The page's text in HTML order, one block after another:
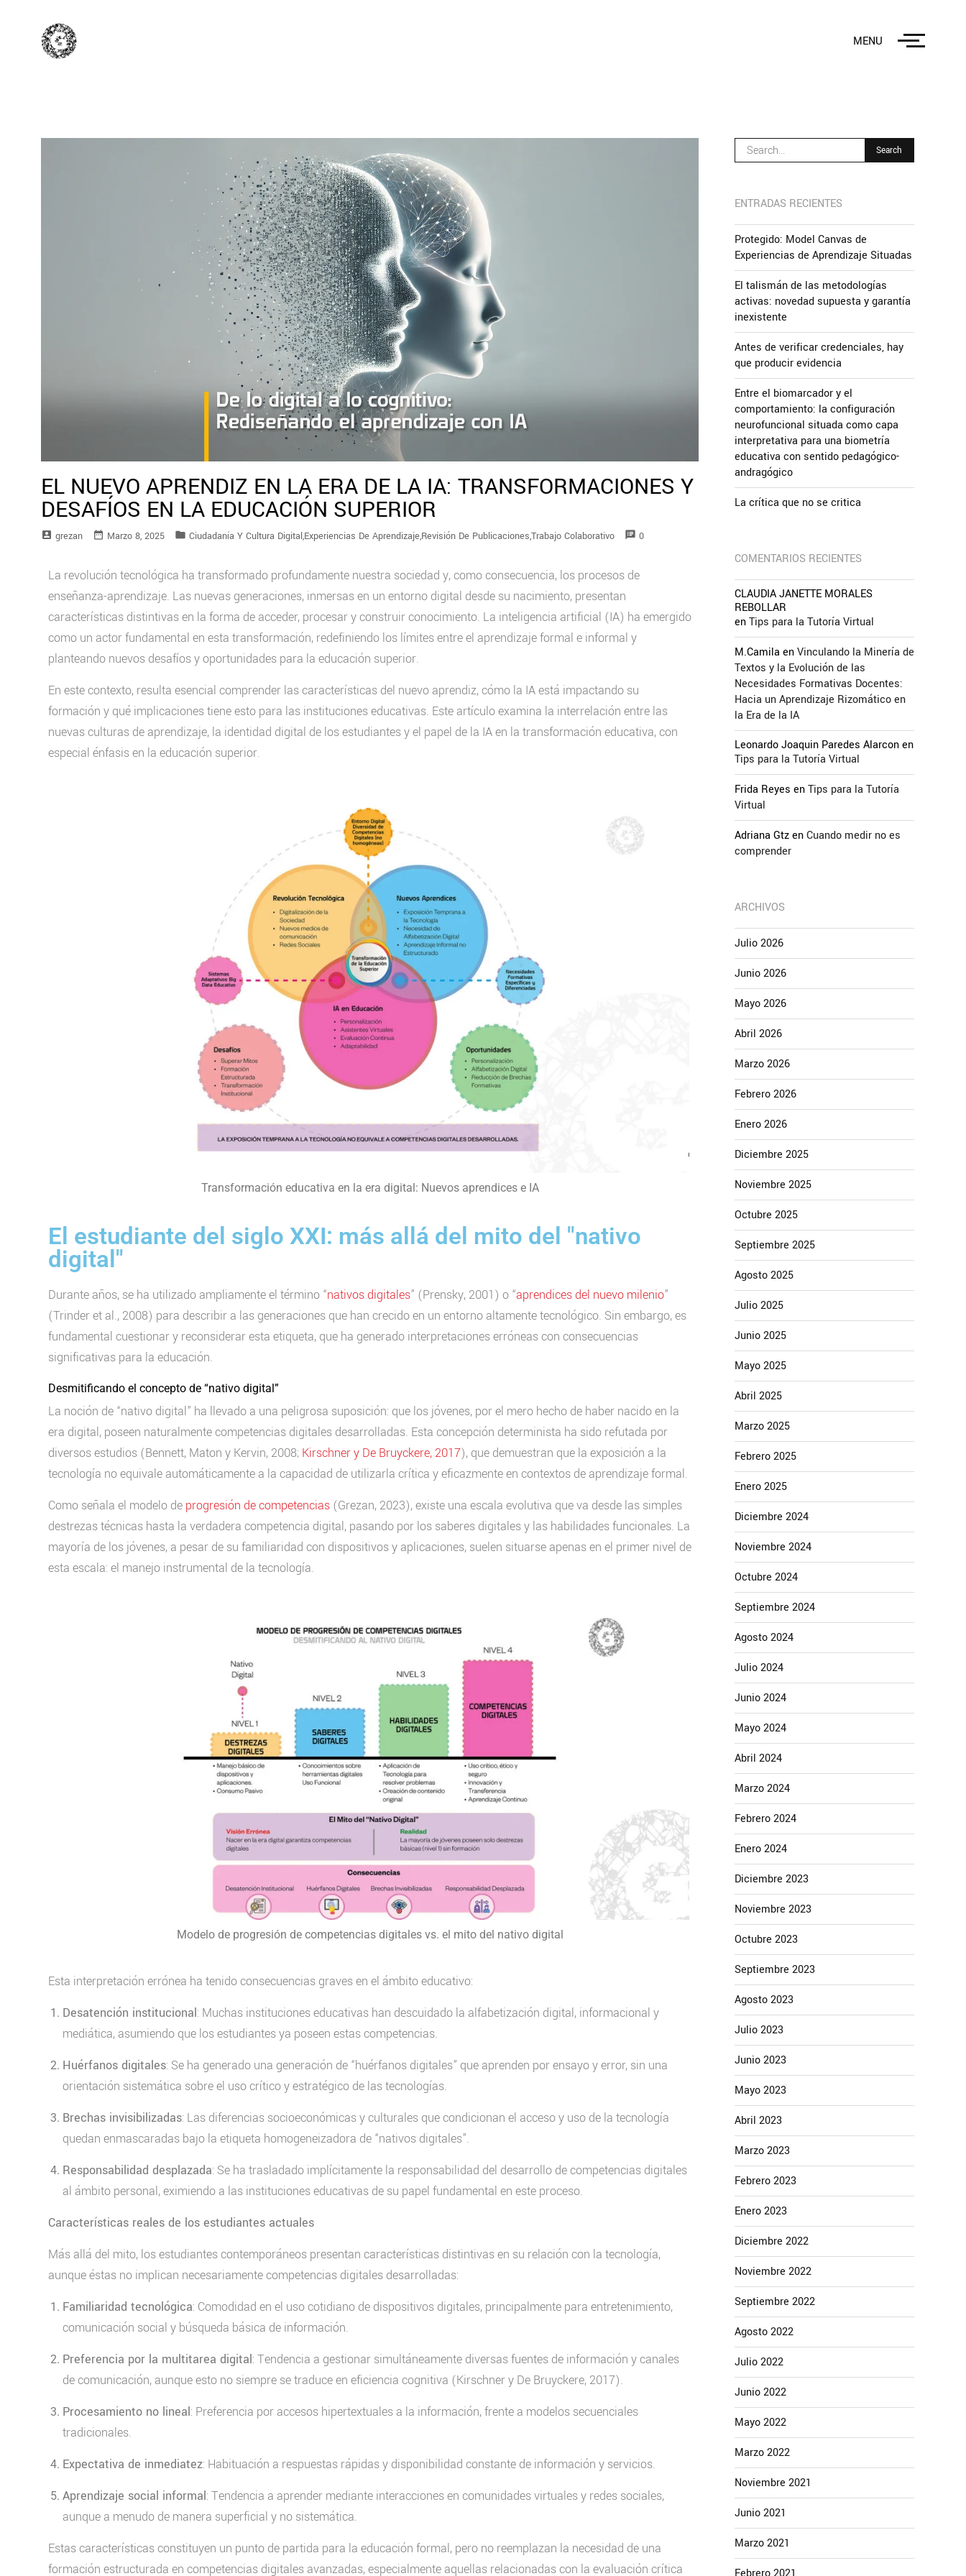
MENU
EL NUEVO APRENDIZ EN LA ERA DE LA IA: TRANSFORMACIONES Y
DESAFÍOS EN LA EDUCACIÓN SUPERIOR
account_box Grezan date_range Marzo 8, 2025 folder Ciudadanía Y Cultura Digital,Experiencias De Aprendizaje,Revisión De Publicaciones,Trabajo Colaborativo speaker_notes 0
La revolución tecnológica ha transformado profundamente nuestra sociedad y, como consecuencia, los procesos de
enseñanza-aprendizaje. Las nuevas generaciones, inmersas en un entorno digital desde su nacimiento, presentan
características distintivas en la forma de acceder, procesar y construir conocimiento. La inteligencia artificial (IA) ha emergido
como un actor fundamental en esta transformación, redefiniendo los límites entre el aprendizaje formal e informal y
planteando nuevos desafíos y oportunidades para la educación superior.
En este contexto, resulta esencial comprender las características del nuevo aprendiz, cómo la IA está impactando su
formación y qué implicaciones tiene esto para las instituciones educativas. Este artículo examina la interrelación entre las
nuevas culturas de aprendizaje, la identidad digital de los estudiantes y el papel de la IA en la transformación educativa, con
especial énfasis en la educación superior.
Transformación educativa en la era digital: Nuevos aprendices e IA
El estudiante del siglo XXI: más allá del mito del "nativo
digital"
Durante años, se ha utilizado ampliamente el término “nativos digitales” (Prensky, 2001) o “aprendices del nuevo milenio”
(Trinder et al., 2008) para describir a las generaciones que han crecido en un entorno altamente tecnológico. Sin embargo, es
fundamental cuestionar y reconsiderar esta etiqueta, que ha generado interpretaciones erróneas con consecuencias
significativas para la educación.
Desmitificando el concepto de “nativo digital”
La noción de “nativo digital” ha llevado a una peligrosa suposición: que los jóvenes, por el mero hecho de haber nacido en la
era digital, poseen naturalmente competencias digitales desarrolladas. Esta concepción determinista ha sido refutada por
diversos estudios (Bennett, Maton y Kervin, 2008; Kirschner y De Bruyckere, 2017), que demuestran que la exposición a la
tecnología no equivale automáticamente a la capacidad de utilizarla crítica y eficazmente en contextos de aprendizaje formal.
Como señala el modelo de progresión de competencias (Grezan, 2023), existe una escala evolutiva que va desde las simples
destrezas técnicas hasta la verdadera competencia digital, pasando por los saberes digitales y las habilidades funcionales. La
mayoría de los jóvenes, a pesar de su familiaridad con dispositivos y aplicaciones, suelen situarse apenas en el primer nivel de
esta escala: el manejo instrumental de la tecnología.
Modelo de progresión de competencias digitales vs. el mito del nativo digital
Esta interpretación errónea ha tenido consecuencias graves en el ámbito educativo:
Desatención institucional: Muchas instituciones educativas han descuidado la alfabetización digital, informacional y
mediática, asumiendo que los estudiantes ya poseen estas competencias.
Huérfanos digitales: Se ha generado una generación de “huérfanos digitales” que aprenden por ensayo y error, sin una
orientación sistemática sobre el uso crítico y estratégico de las tecnologías.
Brechas invisibilizadas: Las diferencias socioeconómicas y culturales que condicionan el acceso y uso de la tecnología
quedan enmascaradas bajo la etiqueta homogeneizadora de “nativos digitales”.
Responsabilidad desplazada: Se ha trasladado implícitamente la responsabilidad del desarrollo de competencias digitales
al ámbito personal, eximiendo a las instituciones educativas de su papel fundamental en este proceso.
Características reales de los estudiantes actuales
Más allá del mito, los estudiantes contemporáneos presentan características distintivas en su relación con la tecnología,
aunque éstas no implican necesariamente competencias digitales desarrolladas:
Familiaridad tecnológica: Comodidad en el uso cotidiano de dispositivos digitales, principalmente para entretenimiento,
comunicación social y búsqueda básica de información.
Preferencia por la multitarea digital: Tendencia a gestionar simultáneamente diversas fuentes de información y canales
de comunicación, aunque esto no siempre se traduce en eficiencia cognitiva (Kirschner y De Bruyckere, 2017).
Procesamiento no lineal: Preferencia por accesos hipertextuales a la información, frente a modelos secuenciales
tradicionales.
Expectativa de inmediatez: Habituación a respuestas rápidas y disponibilidad constante de información y servicios.
Aprendizaje social informal: Tendencia a aprender mediante interacciones en comunidades virtuales y redes sociales,
aunque a menudo de manera superficial y no sistemática.
Estas características constituyen un punto de partida para la educación formal, pero no reemplazan la necesidad de una
formación estructurada en competencias digitales avanzadas, especialmente aquellas relacionadas con la evaluación crítica
ENTRADAS RECIENTES
Protegido: Model Canvas de
Experiencias de Aprendizaje Situadas
El talismán de las metodologías
activas: novedad supuesta y garantía
inexistente
Antes de verificar credenciales, hay
que producir evidencia
Entre el biomarcador y el
comportamiento: la configuración
neurofuncional situada como capa
interpretativa para una biometría
educativa con sentido pedagógico-
andragógico
La crítica que no se critica
COMENTARIOS RECIENTES
CLAUDIA JANETTE MORALES
REBOLLAR
enTips para la Tutoría Virtual
M.Camila enVinculando la Minería de
Textos y la Evolución de las
Necesidades Formativas Docentes:
Hacia un Aprendizaje Rizomático en
la Era de la IA
Leonardo Joaquin Paredes Alarconen
Tips para la Tutoría Virtual
Frida Reyes enTips para la Tutoría
Virtual
Adriana GtzenCuando medir no es
comprender
ARCHIVOS
Julio 2026
Junio 2026
Mayo 2026
Abril 2026
Marzo 2026
Febrero 2026
Enero 2026
Diciembre 2025
Noviembre 2025
Octubre 2025
Septiembre 2025
Agosto 2025
Julio 2025
Junio 2025
Mayo 2025
Abril 2025
Marzo 2025
Febrero 2025
Enero 2025
Diciembre 2024
Noviembre 2024
Octubre 2024
Septiembre 2024
Agosto 2024
Julio 2024
Junio 2024
Mayo 2024
Abril 2024
Marzo 2024
Febrero 2024
Enero 2024
Diciembre 2023
Noviembre 2023
Octubre 2023
Septiembre 2023
Agosto 2023
Julio 2023
Junio 2023
Mayo 2023
Abril 2023
Marzo 2023
Febrero 2023
Enero 2023
Diciembre 2022
Noviembre 2022
Septiembre 2022
Agosto 2022
Julio 2022
Junio 2022
Mayo 2022
Marzo 2022
Noviembre 2021
Junio 2021
Marzo 2021